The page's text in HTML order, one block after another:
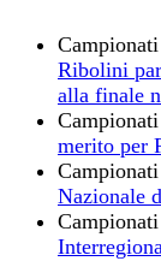
Ribolini
alla finale
merito per
Nazionale